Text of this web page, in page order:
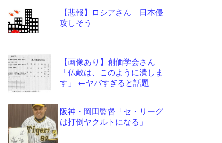
【悲報】ロシアさん 日本侵
攻しそう
【画像あり】創価学会さん
「仏敵は、このように潰しま
す」 ←ヤバすぎると話題
阪神・岡田監督「セ・リーグ
は打倒ヤクルトになる」